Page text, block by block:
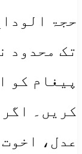
حجۃ
تک محدود
پیغام کو
کریں۔
عدل،